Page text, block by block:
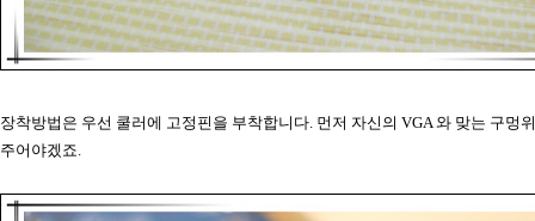
장착방법은 우선 쿨러에 고정핀을 부착합니다. 먼저 자신의 VGA 와 맞는 구멍
주어야겠죠.